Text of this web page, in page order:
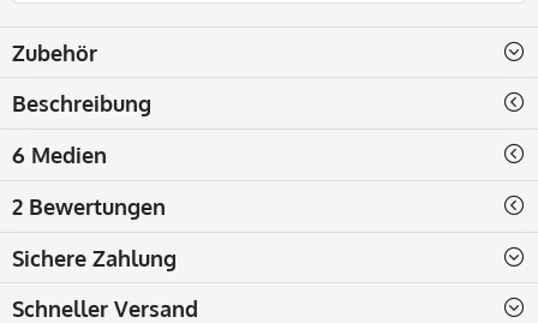
Zubehör
Beschreibung
6 Medien
2 Bewertungen
Sichere Zahlung
Schneller Versand